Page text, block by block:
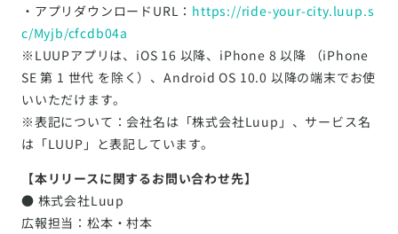
・アプリダウンロードURL： https://ride-your-city.luup.s
c/Myjb/cfcdb04a
※LUUPアプリは、iOS 16 以降、iPhone 8 以降 （iPhone
SE 第 1 世代 を除く）、Android OS 10.0 以降の端末でお使
いいただけます。
※表記について：会社名は「株式会社Luup」、サービス名
は「LUUP」と表記しています。
【本リリースに関するお問い合わせ先】
● 株式会社Luup
広報担当：松本・村本